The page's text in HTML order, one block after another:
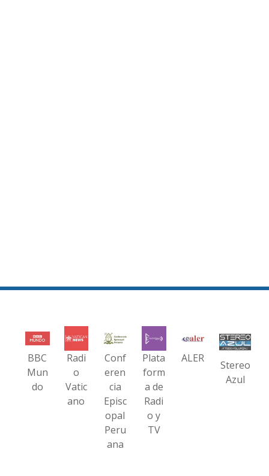
BBC
Mun
do
Radi
o
Vatic
ano
Conf
eren
cia
Episc
opal
Peru
ana
Plata
form
a de
Radi
o y
TV
ALER
Stereo
Azul